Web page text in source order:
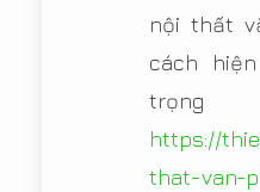
nội thất
cách
https://
that-van-